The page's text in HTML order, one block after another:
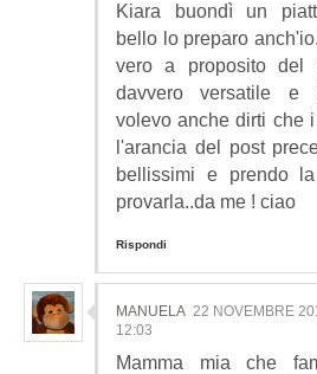
Kiara buondì un
bello lo preparo
vero a proposito del
davvero versatile e
volevo anche dirti che
l'arancia del post
bellissimi e prendo
provarla..da me ! ciao
Rispondi
MANUELA 22 NOVEMBRE
12:03
Mamma mia che